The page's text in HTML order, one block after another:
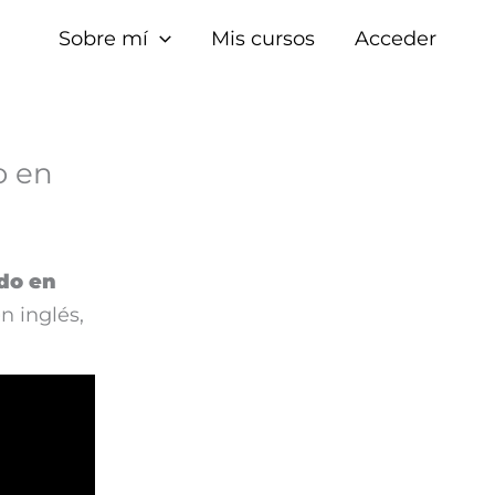
Sobre mí Mis cursos Acceder
en
en
inglés,